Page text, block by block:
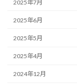
2025年7月
2025年6月
2025年5月
2025年4月
2024年12月